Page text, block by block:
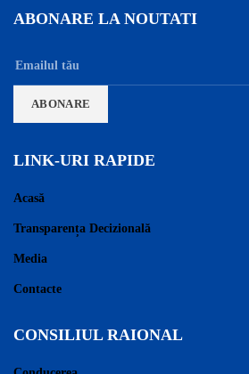
ABONARE LA NOUTATI
LINK-URI RAPIDE
Acasă
Transparența Decizională
Media
Contacte
CONSILIUL RAIONAL